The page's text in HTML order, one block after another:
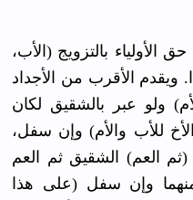
الأولياء بالتزويج (الأب،
ويقدم الأقرب من الأجداد
ولو عبر بالشقيق لكان
للأب والأم) وإن سفل،
العم) الشقيق ثم العم
وإن سفل (على هذا